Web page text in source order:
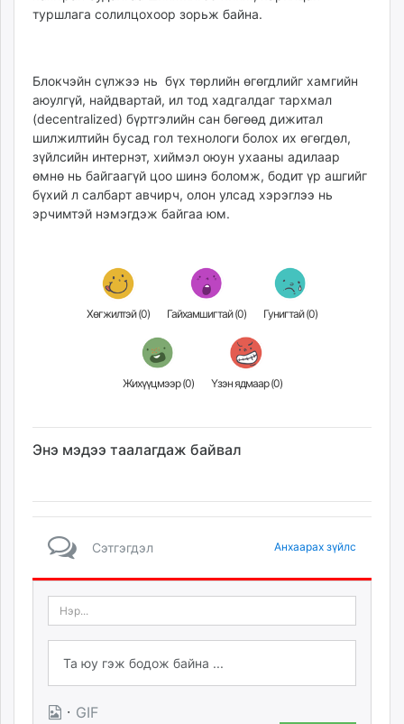
isee.mn
itoim.mn
tumen.mn
shuum.mn
times.mn
tvmongolia.mn
mass.mn
unegui.mn
paparazzi.mn
туршлага солилцохоор зорьж байна.
Блокчэйн сүлжээ нь бүх төрлийн өгөгдлийг хамгийн
аюулгүй, найдвартай, ил тод хадгалдаг тархмал
(decentralized) бүртгэлийн сан бөгөөд дижитал
шилжилтийн бусад гол технологи болох их өгөгдөл,
зүйлсийн интернэт, хиймэл оюун ухааны адилаар
өмнө нь байгаагүй цоо шинэ боломж, бодит үр ашгийг
бүхий л салбарт авчирч, олон улсад хэрэглээ нь
эрчимтэй нэмэгдэж байгаа юм.
Хөгжилтэй (0) Гайхамшигтай (0) Гунигтай (0)
Жихүүцмээр (0) Үзэн ядмаар (0)
Энэ мэдээ таалагдаж байвал
Сэтгэгдэл Анхаарах зүйлс
· GIF